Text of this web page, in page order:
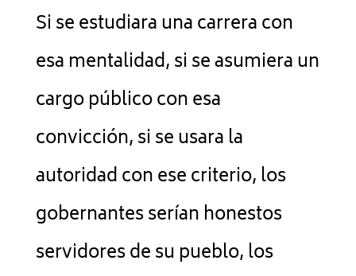
Si se estudiara una carrera con
esa mentalidad, si se asumiera un
cargo público con esa
convicción, si se usara la
autoridad con ese criterio, los
gobernantes serían honestos
servidores de su pueblo, los